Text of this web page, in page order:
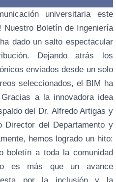
universitaria este
Nuestro Boletín de Ingeniería
dado un salto espectacular
Dejando atrás los
enviados desde un solo
seleccionados, el BIM ha
a la innovadora idea
del Dr. Alfredo Artigas y
del Departamento y
hemos logrado un hito:
boletín a toda la comunidad
es más que un avance